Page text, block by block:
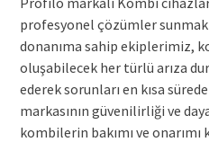
profesyonel çözümler
donanıma sahip ekiplerimiz,
oluşabilecek her türlü arıza
ederek sorunları en kısa
markasının güvenilirliği ve
kombilerin bakımı ve